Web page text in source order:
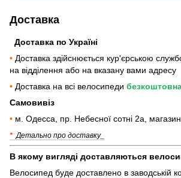
Доставка
Доставка по Україні
• Доставка здійснюється кур'єрською
на відділення або на вказану вами адресу
• Доставка на всі велосипеди
Самовивіз
• м. Одесса, пр. Небесної сотні 2а,
* Детально про доставку_
В якому вигляді доставляються
Велосипед буде доставлено в заводській